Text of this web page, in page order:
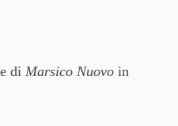
di Marsico Nuovo in